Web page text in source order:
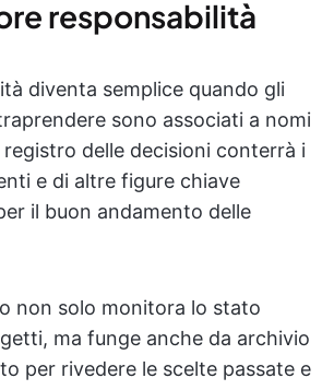
responsabilità
diventa semplice quando gli
sono associati a nomi
delle decisioni conterrà i
e di altre figure chiave
il buon andamento delle
non solo monitora lo stato
ma funge anche da archivio
per rivedere le scelte passate e